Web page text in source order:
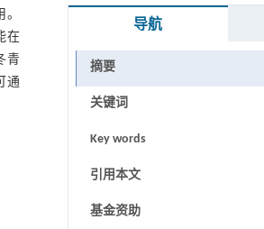
在
青
通
导航
摘要
关键词
Key words
引用本文
基金资助